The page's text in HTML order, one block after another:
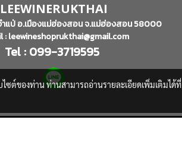
LEEWINERUKTHAI
แป่ อ.เมืองแม่ฮ่องสอน จ.แม่ฮ่องสอน 58000
: leewineshoprukthai@gmail.com
Tel : 099-3719595
ซต์ของท่าน ท่านสามารถอ่านรายละเอียดเพิ่มเติมได้ที่